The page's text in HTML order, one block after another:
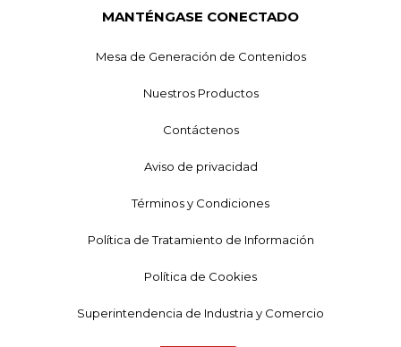
MANTÉNGASE CONECTADO
Mesa de Generación de Contenidos
Nuestros Productos
Contáctenos
Aviso de privacidad
Términos y Condiciones
Política de Tratamiento de Información
Política de Cookies
Superintendencia de Industria y Comercio